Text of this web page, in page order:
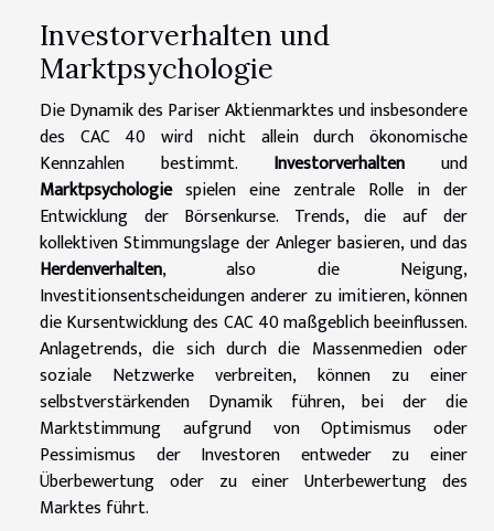
Investorverhalten und
Marktpsychologie
Die Dynamik des Pariser Aktienmarktes und insbesondere
des CAC 40 wird nicht allein durch ökonomische
Kennzahlen bestimmt. Investorverhalten und
Marktpsychologiespielen eine zentrale Rolle in der
Entwicklung der Börsenkurse. Trends, die auf der
kollektiven Stimmungslage der Anleger basieren, und das
Herdenverhalten, also die Neigung,
Investitionsentscheidungen anderer zu imitieren, können
die Kursentwicklung des CAC 40 maßgeblich beeinflussen.
Anlagetrends, die sich durch die Massenmedien oder
soziale Netzwerke verbreiten, können zu einer
selbstverstärkenden Dynamik führen, bei der die
Marktstimmung aufgrund von Optimismus oder
Pessimismus der Investoren entweder zu einer
Überbewertung oder zu einer Unterbewertung des
Marktes führt.